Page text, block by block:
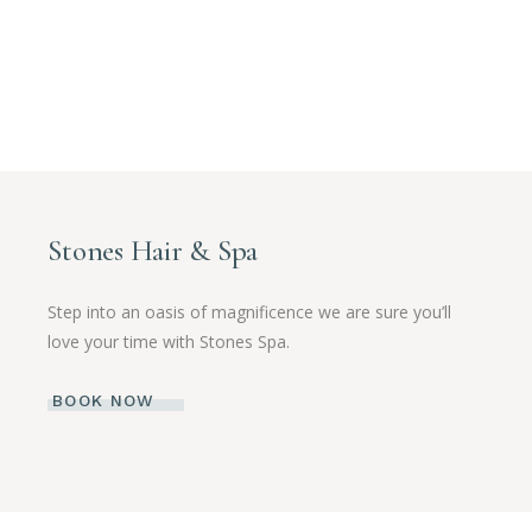
Stones Hair & Spa
Step into an oasis of magnificence we are sure you’ll
love your time with Stones Spa.
BOOK NOW